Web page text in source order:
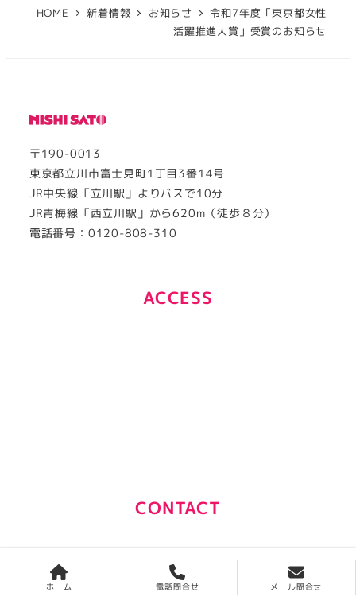
HOME 新着情報 お知らせ
令和7年度「東京都女性
活躍推進大賞」受賞のお知らせ
〒190-0013
東京都立川市富士見町1丁目3番14号
JR中央線「立川駅」よりバスで10分
JR青梅線「西立川駅」から620m（徒歩８分）
電話番号：0120-808-310
ACCESS
CONTACT
0120-808-310
受付時間：平日9:00～17:00
ホーム 電話問合せ メール問合せ